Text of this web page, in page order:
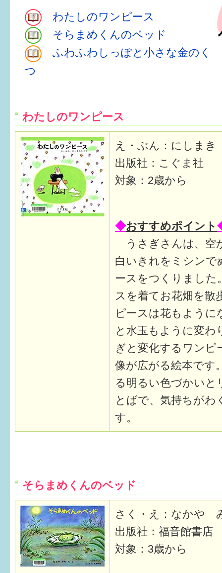
わたしのワンピース
そらまめくんのベッド
ふわふわしっぽと小さな金のく
つ
わたしのワンピース
え・ぶん：にしま
出版社：こぐま社
対象：2歳から
◆おすすめポイント
うさぎさんは、空
白いきれをミシンで
ースをつくりました
スを着てお花畑を散
ピースは花もように
と水玉もように変わ
ぎと変化するワンピ
像が広がる絵本です
る明るい色づかいと
とばで、気持ちがわ
す。
そらまめくんのベッド
さく・え：なかや
出版社：福音館書
対象：3歳から
子育てカレンダー
妊娠
出産〜3か月
1歳〜3歳
3歳〜就学前
就学後〜
子育てマップ
はぐくむ.net相談コーナー
子育て情報誌「ほっと」
福井市図書館オススメの本
お出かけ情報
ワンポイント英会話
ソーシャルメディア
すまいるサポート行事案内